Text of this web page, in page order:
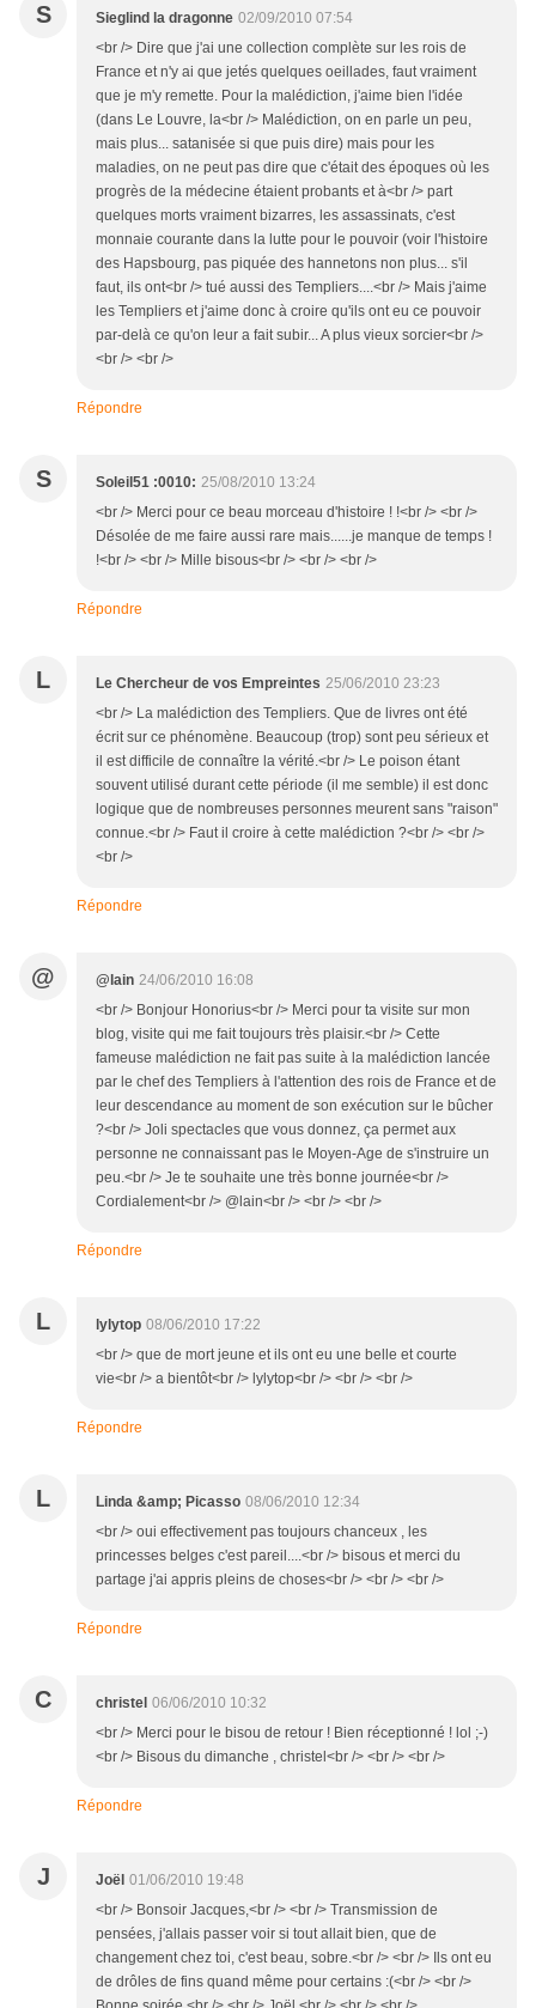
S Sieglind la dragonne 02/09/2010 07:54
<br /> Dire que j'ai une collection complète sur les rois de
France et n'y ai que jetés quelques oeillades, faut vraiment
que je m'y remette. Pour la malédiction, j'aime bien l'idée
(dans Le Louvre, la<br /> Malédiction, on en parle un peu,
mais plus... satanisée si que puis dire) mais pour les
maladies, on ne peut pas dire que c'était des époques où les
progrès de la médecine étaient probants et à<br /> part
quelques morts vraiment bizarres, les assassinats, c'est
monnaie courante dans la lutte pour le pouvoir (voir l'histoire
des Hapsbourg, pas piquée des hannetons non plus... s'il
faut, ils ont<br /> tué aussi des Templiers....<br /> Mais j'aime
les Templiers et j'aime donc à croire qu'ils ont eu ce pouvoir
par-delà ce qu'on leur a fait subir... A plus vieux sorcier<br />
<br /> <br />
Répondre
S Soleil51 :0010: 25/08/2010 13:24
<br /> Merci pour ce beau morceau d'histoire ! !<br /> <br />
Désolée de me faire aussi rare mais......je manque de temps !
!<br /> <br /> Mille bisous<br /> <br /> <br />
Répondre
L Le Chercheur de vos Empreintes 25/06/2010 23:23
<br /> La malédiction des Templiers. Que de livres ont été
écrit sur ce phénomène. Beaucoup (trop) sont peu sérieux et
il est difficile de connaître la vérité.<br /> Le poison étant
souvent utilisé durant cette période (il me semble) il est donc
logique que de nombreuses personnes meurent sans "raison"
connue.<br /> Faut il croire à cette malédiction ?<br /> <br />
<br />
Répondre
@ @lain 24/06/2010 16:08
<br /> Bonjour Honorius<br /> Merci pour ta visite sur mon
blog, visite qui me fait toujours très plaisir.<br /> Cette
fameuse malédiction ne fait pas suite à la malédiction lancée
par le chef des Templiers à l'attention des rois de France et de
leur descendance au moment de son exécution sur le bûcher
?<br /> Joli spectacles que vous donnez, ça permet aux
personne ne connaissant pas le Moyen-Age de s'instruire un
peu.<br /> Je te souhaite une très bonne journée<br />
Cordialement<br /> @lain<br /> <br /> <br />
Répondre
L lylytop 08/06/2010 17:22
<br /> que de mort jeune et ils ont eu une belle et courte
vie<br /> a bientôt<br /> lylytop<br /> <br /> <br />
Répondre
L Linda &amp; Picasso 08/06/2010 12:34
<br /> oui effectivement pas toujours chanceux , les
princesses belges c'est pareil....<br /> bisous et merci du
partage j'ai appris pleins de choses<br /> <br /> <br />
Répondre
C christel 06/06/2010 10:32
<br /> Merci pour le bisou de retour ! Bien réceptionné ! lol ;-)
<br /> Bisous du dimanche , christel<br /> <br /> <br />
Répondre
J Joël 01/06/2010 19:48
<br /> Bonsoir Jacques,<br /> <br /> Transmission de
pensées, j'allais passer voir si tout allait bien, que de
changement chez toi, c'est beau, sobre.<br /> <br /> Ils ont eu
de drôles de fins quand même pour certains :(<br /> <br />